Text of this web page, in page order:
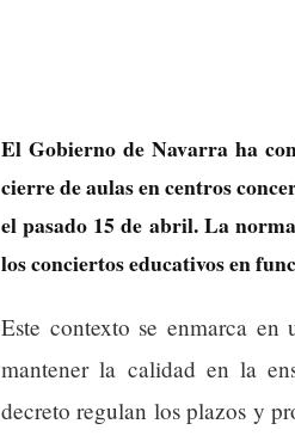
El Gobierno de Navarra ha
cierre de aulas en centros
el pasado 15 de abril. La
los conciertos educativos en
Este contexto se enmarca
mantener la calidad en la
decreto regulan los plazos y